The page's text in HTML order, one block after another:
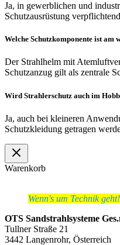
Ja, in gewerblichen und
Schutzausrüstung
Welche Schutzkomponente ist am
Der Strahlhelm mit
Schutzanzug gilt als zentrale
Wird Strahlerschutz auch im
Ja, auch bei kleineren
Schutzkleidung getragen
Warenkorb
Wenn's um Technik geht!
OTS Sandstrahlsysteme
Tullner Straße 21
3442 Langenrohr, Österreich